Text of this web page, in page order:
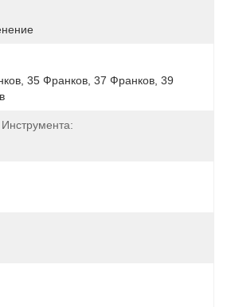
35 Франков, 37 Франков, 39